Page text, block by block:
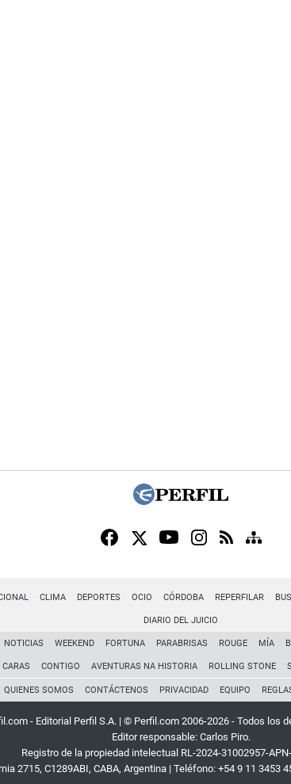
CLIMA DEPORTES OCIO CÓRDOBA REPERFILAR
DIARIO DEL JUICIO
NOTICIAS WEEKEND FORTUNA PARABRISAS ROUGE MÍA
CARAS CONTIGO AVENTURAS NA HISTORIA ROLLING STONE
QUIENES SOMOS CONTÁCTENOS PRIVACIDAD EQUIPO
- Editorial Perfil S.A. | © Perfil.com 2006-2026 - Todos los
Editor responsable: Carlos Piro.
Registro de la propiedad intelectual RL-2024-31002957-
2715, C1289ABI, CABA, Argentina| Teléfono: +54 9 11 3453